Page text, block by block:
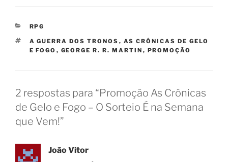
CATEGORIAS
RPG
TAGS
A GUERRA DOS TRONOS , AS CRÔNICAS DE GELO
E FOGO , GEORGE R. R. MARTIN , PROMOÇÃO
2 respostas para “Promoção As Crônicas
de Gelo e Fogo – O Sorteio É na Semana
que Vem!”
João Vitor